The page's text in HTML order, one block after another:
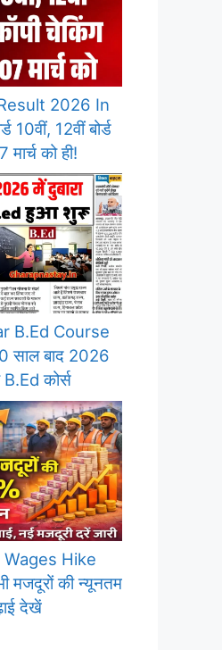
2026 In
10वीं, 12वीं बोर्ड
मार्च को ही!
B.Ed Course
साल बाद 2026
कोर्स
Hike
की न्यूनतम
देखें